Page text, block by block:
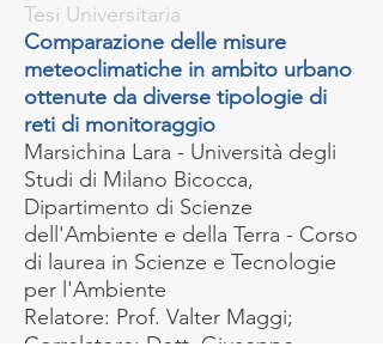
Tesi Universitaria
Comparazione delle misure
meteoclimatiche in ambito urbano
ottenute da diverse tipologie di
reti di monitoraggio
Marsichina Lara - Università degli
Studi di Milano Bicocca,
Dipartimento di Scienze
dell'Ambiente e della Terra - Corso
di laurea in Scienze e Tecnologie
per l'Ambiente
Relatore: Prof. Valter Maggi;
Correlatore: Dott. Giuseppe